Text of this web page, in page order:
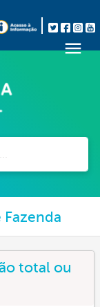
Fazenda
total ou